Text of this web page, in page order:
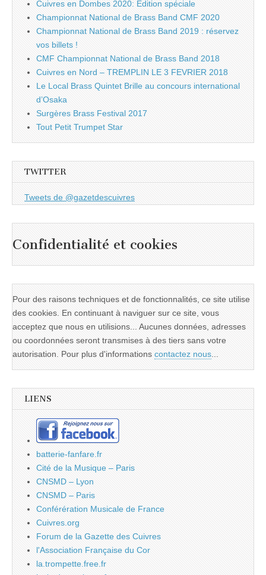
Cuivres en Dombes 2020: Edition spéciale
Championnat National de Brass Band CMF 2020
Championnat National de Brass Band 2019 : réservez
vos billets !
CMF Championnat National de Brass Band 2018
Cuivres en Nord – TREMPLIN LE 3 FEVRIER 2018
Le Local Brass Quintet Brille au concours international
d’Osaka
Surgères Brass Festival 2017
Tout Petit Trumpet Star
TWITTER
Tweets de @gazetdescuivres
Confidentialité et cookies
Pour des raisons techniques et de fonctionnalités, ce site utilise
des cookies. En continuant à naviguer sur ce site, vous
acceptez que nous en utilisions... Aucunes données, adresses
ou coordonnées seront transmises à des tiers sans votre
autorisation. Pour plus d'informations contactez nous
LIENS
batterie-fanfare.fr
Cité de la Musique – Paris
CNSMD – Lyon
CNSMD – Paris
Conférération Musicale de France
Cuivres.org
Forum de la Gazette des Cuivres
l'Association Française du Cor
la.trompette.free.fr